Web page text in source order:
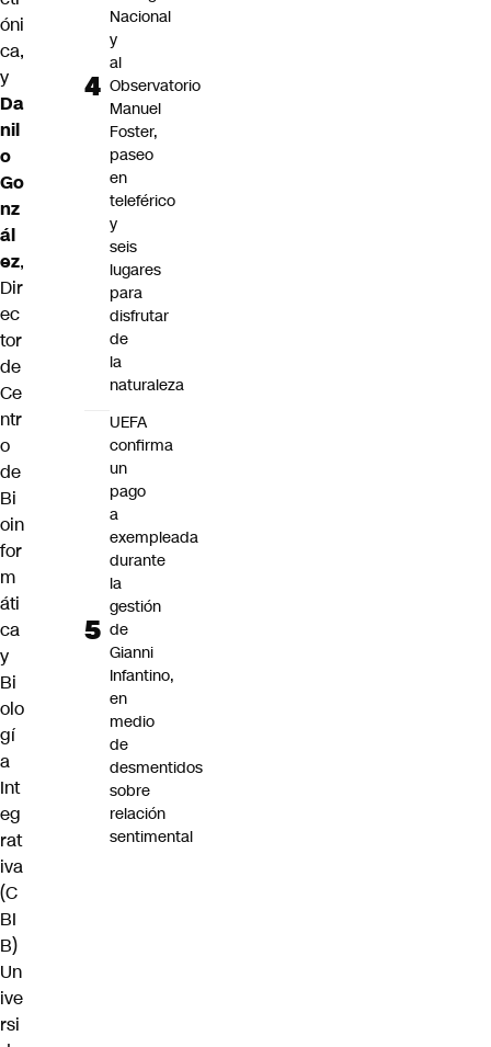
óni
ca,
y
Da
nil
o
Go
nz
ál
ez,
Dir
ec
tor
de
Ce
ntr
o
de
Bi
oin
for
m
áti
ca
y
Bi
olo
gí
a
Int
eg
rat
iva
(C
BI
B)
Un
ive
rsi
Nacional
y
al
Observatorio
Manuel
Foster,
paseo
en
teleférico
y
seis
lugares
para
disfrutar
de
la
naturaleza
UEFA
confirma
un
pago
a
exempleada
durante
la
gestión
de
Gianni
Infantino,
en
medio
de
desmentidos
sobre
relación
sentimental